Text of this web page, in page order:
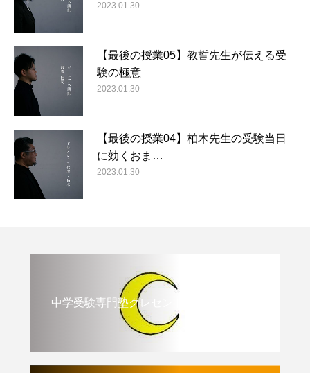
2023.01.30
【最後の授業05】教誓先生が伝える受
験の極意
2023.01.30
【最後の授業04】柏木先生の受験当日
に効くおま…
2023.01.30
中学受験専門塾クレセント